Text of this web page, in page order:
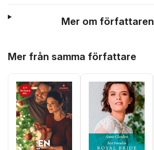
Mer om författaren
Mer från samma författare